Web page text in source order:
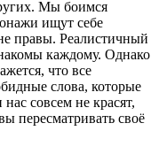
Мы боимся
ищут себе
правы. Реалистичный
каждому. Однако
что все
слова, которые
совсем не красят,
пересматривать своё